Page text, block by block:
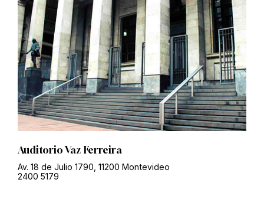
Auditorio Vaz Ferreira
Av. 18 de Julio 1790, 11200 Montevideo
2400 5179